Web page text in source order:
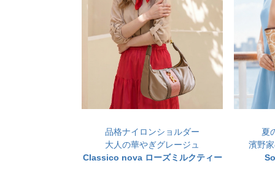
品格ナイロンショルダー
大人の華やぎグレージュ
Classico nova ローズミルクティー
夏
濱野